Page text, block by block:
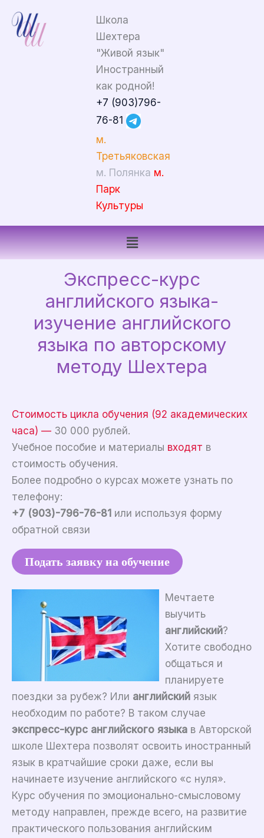
содержимому
Школа
Шехтера
"Живой язык"
Иностранный
как родной!
+7 (903)796-
76-81
м.
Третьяковская
м. Полянка м.
Парк
Культуры
Меню
Экспресс-курс
английского языка-
изучение английского
языка по авторскому
методу Шехтера
Стоимость цикла обучения (92 академических
часа) — 30 000 рублей.
Учебное пособие и материалы входят в
стоимость обучения.
Более подробно о курсах можете узнать по
телефону:
+7 (903)-796-76-81 или используя форму
обратной связи
Подать заявку на обучение
Мечтаете
выучить
английский?
Хотите свободно
общаться и
планируете
поездки за рубеж? Или английский язык
необходим по работе? В таком случае
экспресс-курс английского языка в Авторской
школе Шехтера позволят освоить иностранный
язык в кратчайшие сроки даже, если вы
начинаете изучение английского «с нуля».
Курс обучения по эмоционально-смысловому
методу направлен, прежде всего, на развитие
практического пользования английским